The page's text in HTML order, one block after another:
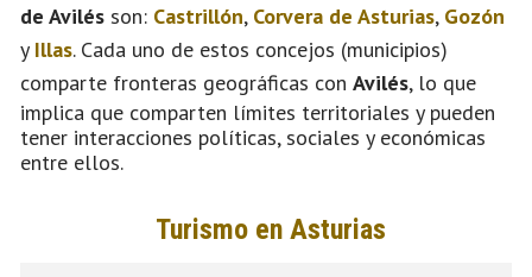
de Avilés son: Castrillón, Corvera de Asturias, Gozón
y Illas. Cada uno de estos concejos (municipios)
comparte fronteras geográficas con Avilés, lo que
implica que comparten límites territoriales y pueden
tener interacciones políticas, sociales y económicas
entre ellos.